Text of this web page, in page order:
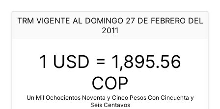
TRM VIGENTE AL DOMINGO 27 DE FEBRERO DEL
2011
1 USD = 1,895.56
COP
Un Mil Ochocientos Noventa y Cinco Pesos Con Cincuenta y
Seis Centavos